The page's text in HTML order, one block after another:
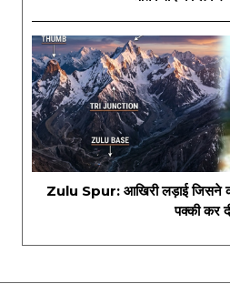
Zulu Spur: आखिरी लड़ाई जिसने
पक्की कर